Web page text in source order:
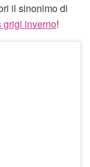
il sinonimo di
grigi inverno!